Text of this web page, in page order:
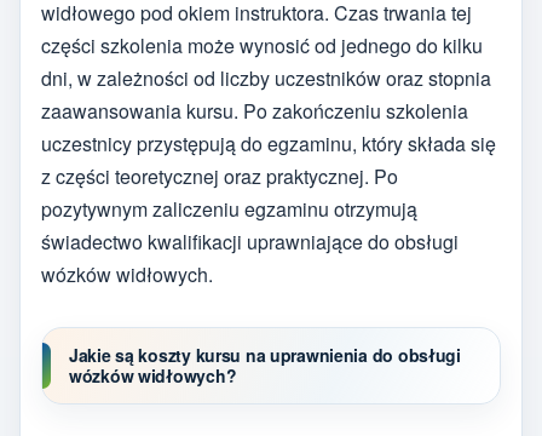
widłowego pod okiem instruktora. Czas trwania tej
części szkolenia może wynosić od jednego do kilku
dni, w zależności od liczby uczestników oraz stopnia
zaawansowania kursu. Po zakończeniu szkolenia
uczestnicy przystępują do egzaminu, który składa się
z części teoretycznej oraz praktycznej. Po
pozytywnym zaliczeniu egzaminu otrzymują
świadectwo kwalifikacji uprawniające do obsługi
wózków widłowych.
Jakie są koszty kursu na uprawnienia do obsługi
wózków widłowych?